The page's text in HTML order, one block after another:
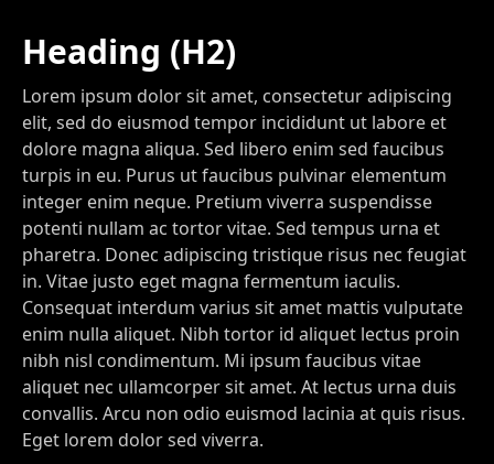
Heading (H2)
Lorem ipsum dolor sit amet, consectetur adipiscing
elit, sed do eiusmod tempor incididunt ut labore et
dolore magna aliqua. Sed libero enim sed faucibus
turpis in eu. Purus ut faucibus pulvinar elementum
integer enim neque. Pretium viverra suspendisse
potenti nullam ac tortor vitae. Sed tempus urna et
pharetra. Donec adipiscing tristique risus nec feugiat
in. Vitae justo eget magna fermentum iaculis.
Consequat interdum varius sit amet mattis vulputate
enim nulla aliquet. Nibh tortor id aliquet lectus proin
nibh nisl condimentum. Mi ipsum faucibus vitae
aliquet nec ullamcorper sit amet. At lectus urna duis
convallis. Arcu non odio euismod lacinia at quis risus.
Eget lorem dolor sed viverra.